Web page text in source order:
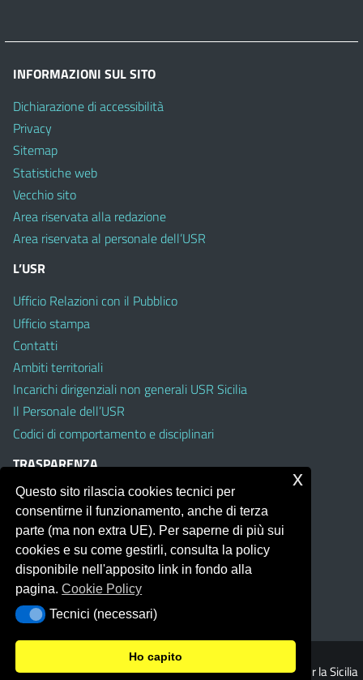
INFORMAZIONI SUL SITO
Dichiarazione di accessibilità
Privacy
Sitemap
Statistiche web
Vecchio sito
Area riservata alla redazione
Area riservata al personale dell’USR
L’USR
Ufficio Relazioni con il Pubblico
Ufficio stampa
Contatti
Ambiti territoriali
Incarichi dirigenziali non generali USR Sicilia
Il Personale dell’USR
Codici di comportamento e disciplinari
TRASPARENZA
Albo on line
Amministrazione Trasparente
Pubblici proclami
PTPCT per le Istituzioni scolastiche della Sicilia
Whistleblowing
Obiettivi di Accessibilità
© 2026 Ufficio Scolastico Regionale per la Sicilia
Questo sito rilascia cookies tecnici per
consentirne il funzionamento, anche di terza
parte (ma non extra UE). Per saperne di più sui
cookies e su come gestirli, consulta la policy
disponibile nell'apposito link in fondo alla
pagina.Cookie Policy
Tecnici (necessari)
Tecnici (necessari)
Ho capito
x